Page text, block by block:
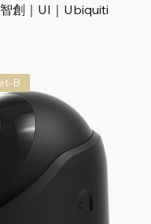
創｜UI｜Ubiquiti
B